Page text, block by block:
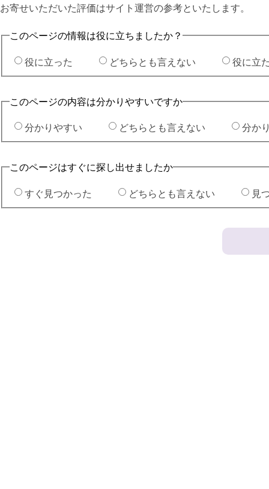
お寄せいただいた評価はサイト運営の参考といたします。
このページの情報は役に立ちましたか？
役に立った
どちらとも言えない 役に立
このページの内容は分かりやすいですか
分かりやすい
どちらとも言えない 分か
このページはすぐに探し出せましたか
すぐ見つかった
どちらとも言えない 見